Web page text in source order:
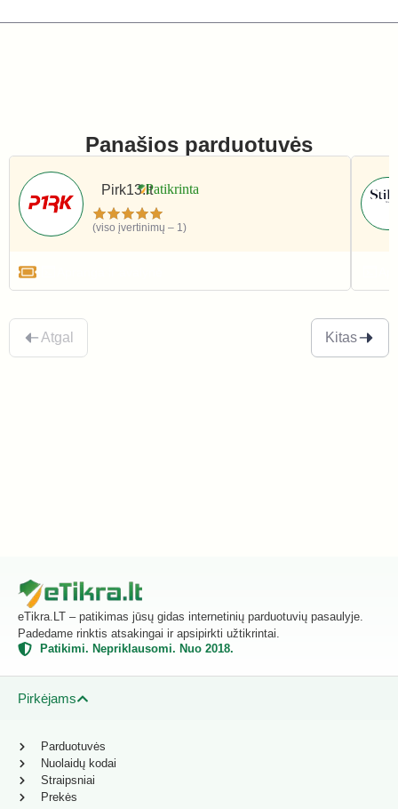
Panašios parduotuvės
Pirk13.lt
(viso įvertinimų – 1)
Atgal Kitas
eTikra.LT – patikimas jūsų gidas internetinių parduotuvių pasaulyje.
Padedame rinktis atsakingai ir apsipirkti užtikrintai.
Patikimi. Nepriklausomi. Nuo 2018.
Pirkėjams
Parduotuvės
Nuolaidų kodai
Straipsniai
Prekės